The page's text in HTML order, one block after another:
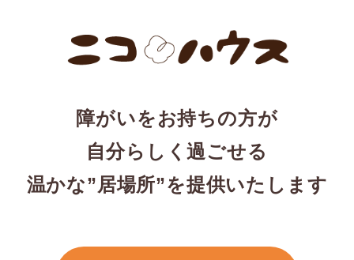
障がいをお持ちの方が
自分らしく過ごせる
温かな”居場所”を提供いたします